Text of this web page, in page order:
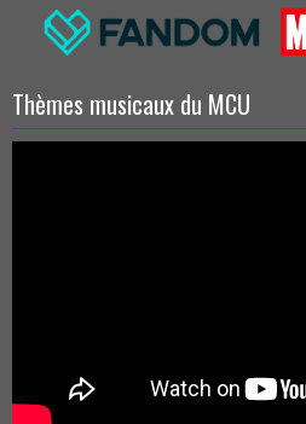
Thèmes musicaux du MCU